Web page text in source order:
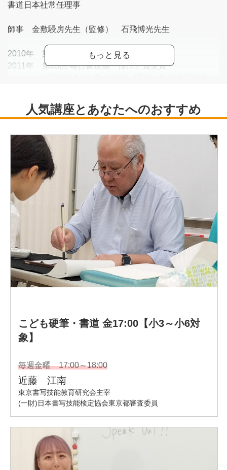
書道日本社常任理事
師事 金敷駸房先生（監修） 石飛博光先生
2010年 第46回 創玄展「秀逸」賞受賞
2011年 第63回 毎日書道展「佳作」賞受賞
2013年 第49回 創玄展「秀逸」賞受賞
第65回 平成25年度毎日展「秀作賞」受賞
2015年 第66回 平成26年度 毎日展 「毎日賞」受賞
第40回 創玄現代書展 入選
2016年 第51回 創玄展「秀逸」賞受賞